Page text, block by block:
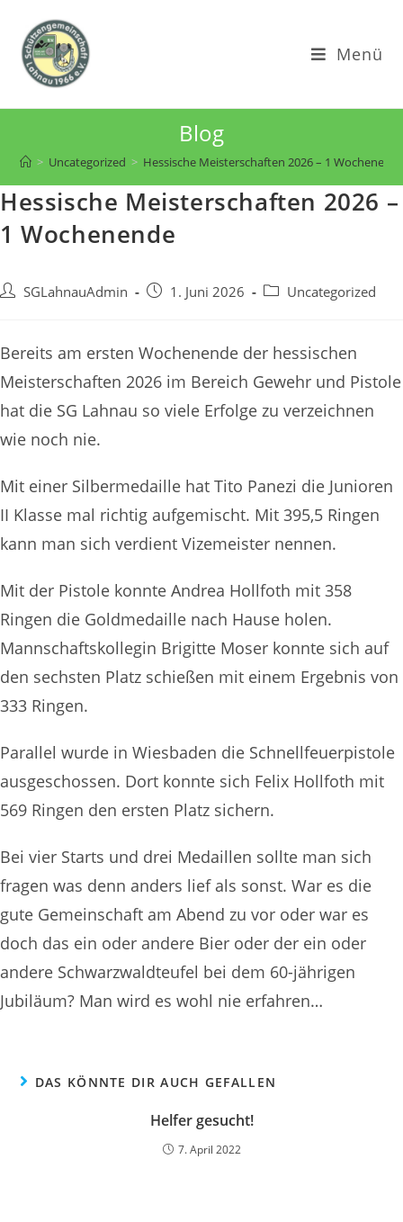
Inhalt
springen
Menü
Blog
> Uncategorized > Hessische Meisterschaften 2026 – 1
Hessische Meisterschaften 2026 –
1 Wochenende
Beitrags-
SGLahnauAdmin
Beitrag1. Juni 2026
Beitrags-
Uncategorized
Bereits am ersten Wochenende der hessischen
Meisterschaften 2026 im Bereich Gewehr und Pistole
hat die SG Lahnau so viele Erfolge zu verzeichnen
wie noch nie.
Mit einer Silbermedaille hat Tito Panezi die Junioren
II Klasse mal richtig aufgemischt. Mit 395,5 Ringen
kann man sich verdient Vizemeister nennen.
Mit der Pistole konnte Andrea Hollfoth mit 358
Ringen die Goldmedaille nach Hause holen.
Mannschaftskollegin Brigitte Moser konnte sich auf
den sechsten Platz schießen mit einem Ergebnis von
333 Ringen.
Parallel wurde in Wiesbaden die Schnellfeuerpistole
ausgeschossen. Dort konnte sich Felix Hollfoth mit
569 Ringen den ersten Platz sichern.
Bei vier Starts und drei Medaillen sollte man sich
fragen was denn anders lief als sonst. War es die
gute Gemeinschaft am Abend zu vor oder war es
doch das ein oder andere Bier oder der ein oder
andere Schwarzwaldteufel bei dem 60-jährigen
Jubiläum? Man wird es wohl nie erfahren…
DAS KÖNNTE DIR AUCH GEFALLEN
Helfer gesucht!
7. April 2022